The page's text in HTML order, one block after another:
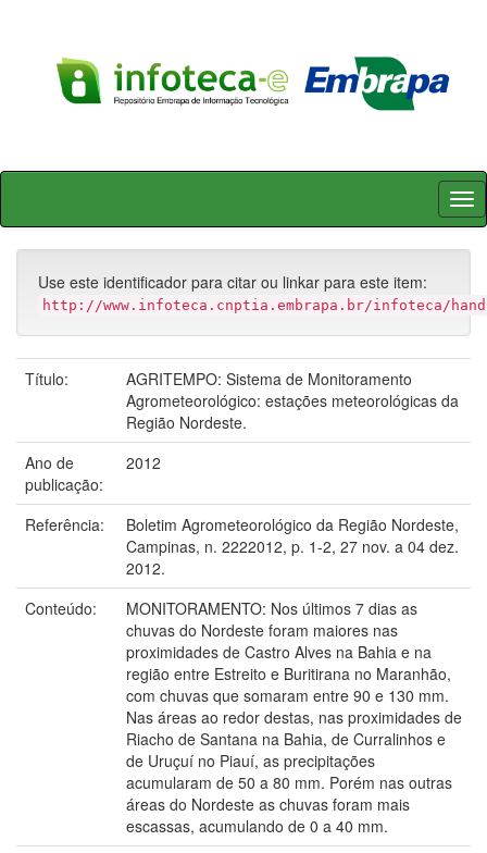
Skip
Use este identificador para citar ou linkar para este item:
http://www.infoteca.cnptia.embrapa.br/infoteca/
Título:
AGRITEMPO: Sistema de Monitoramento
Agrometeorológico: estações meteorológicas da
Região Nordeste.
Ano de
publicação:
2012
Referência:
Boletim Agrometeorológico da Região Nordeste,
Campinas, n. 2222012, p. 1-2, 27 nov. a 04 dez.
2012.
Conteúdo:
MONITORAMENTO: Nos últimos 7 dias as
chuvas do Nordeste foram maiores nas
proximidades de Castro Alves na Bahia e na
região entre Estreito e Buritirana no Maranhão,
com chuvas que somaram entre 90 e 130 mm.
Nas áreas ao redor destas, nas proximidades de
Riacho de Santana na Bahia, de Curralinhos e
de Uruçuí no Piauí, as precipitações
acumularam de 50 a 80 mm. Porém nas outras
áreas do Nordeste as chuvas foram mais
escassas, acumulando de 0 a 40 mm.